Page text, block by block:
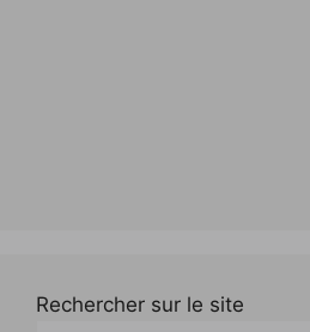
Rechercher sur le site